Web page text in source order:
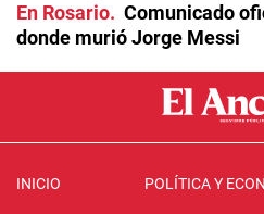
En Rosario
Comunicado
donde murió Jorge Messi
INICIO POLÍTICA Y